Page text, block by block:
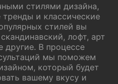
стилями дизайна,
и классические
стилей вы
лофт, арт
другие. В процессе
мы поможем
который будет
вашему вкусу и